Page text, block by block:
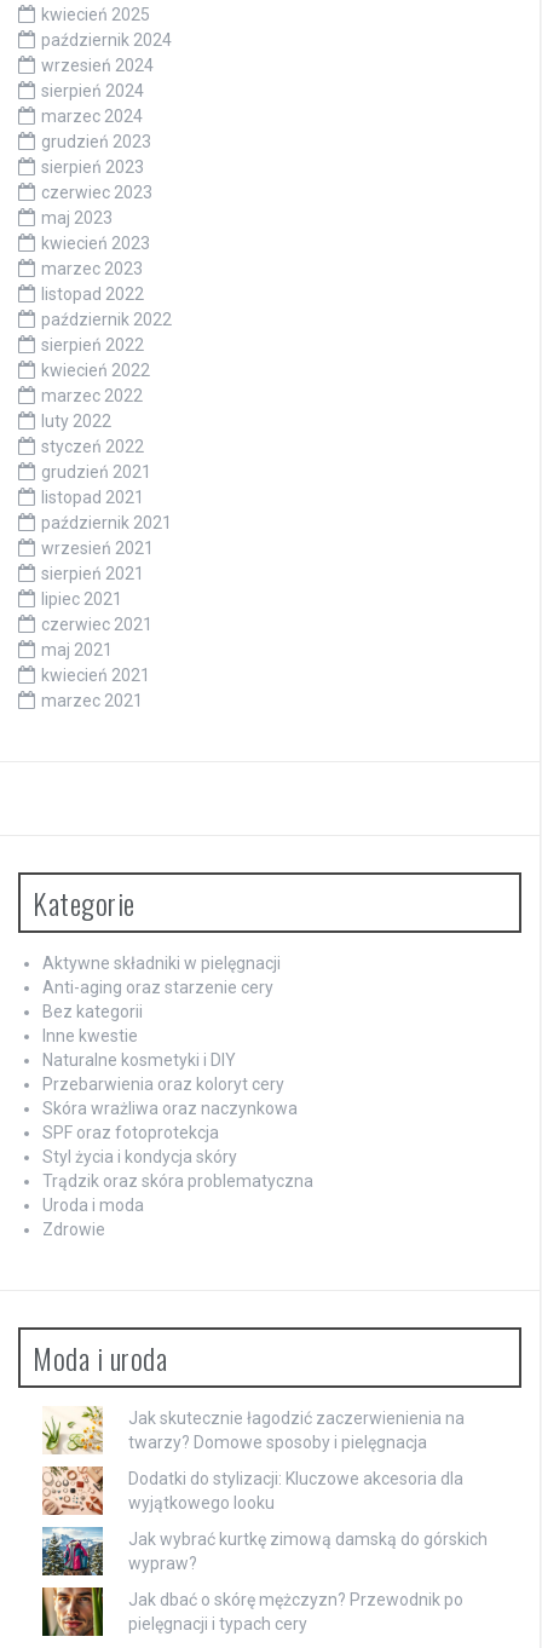
kwiecień 2025
październik 2024
wrzesień 2024
sierpień 2024
marzec 2024
grudzień 2023
sierpień 2023
czerwiec 2023
maj 2023
kwiecień 2023
marzec 2023
listopad 2022
październik 2022
sierpień 2022
kwiecień 2022
marzec 2022
luty 2022
styczeń 2022
grudzień 2021
listopad 2021
październik 2021
wrzesień 2021
sierpień 2021
lipiec 2021
czerwiec 2021
maj 2021
kwiecień 2021
marzec 2021
Kategorie
Aktywne składniki w pielęgnacji
Anti-aging oraz starzenie cery
Bez kategorii
Inne kwestie
Naturalne kosmetyki i DIY
Przebarwienia oraz koloryt cery
Skóra wrażliwa oraz naczynkowa
SPF oraz fotoprotekcja
Styl życia i kondycja skóry
Trądzik oraz skóra problematyczna
Uroda i moda
Zdrowie
Moda i uroda
Jak skutecznie łagodzić zaczerwienienia na
twarzy? Domowe sposoby i pielęgnacja
Dodatki do stylizacji: Kluczowe akcesoria dla
wyjątkowego looku
Jak wybrać kurtkę zimową damską do górskich
wypraw?
Jak dbać o skórę mężczyzn? Przewodnik po
pielęgnacji i typach cery